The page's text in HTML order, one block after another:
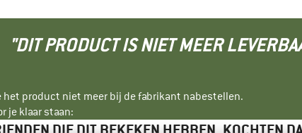
"DIT PRODUCT IS NIET MEER
het product niet meer bij de fabrikant nabestellen.
je klaar staan: